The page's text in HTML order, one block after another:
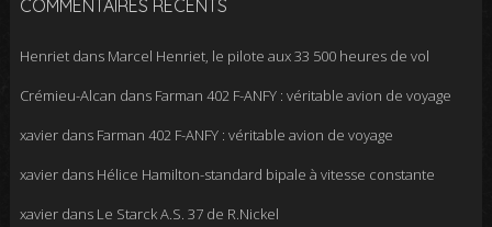
COMMENTAIRES RÉCENTS
Henrietdans Marcel Henriet, le pilote aux 33 500 heures de vol
Crémieu-Alcan dans Farman 402 F-ANFY : véritable avion de voyage
xavierdans Farman 402 F-ANFY : véritable avion de voyage
xavierdans Hélice Hamilton-standard bipale à vitesse constante
xavierdans Le Starck A.S. 37 de R.Nickel